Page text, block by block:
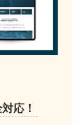
応！